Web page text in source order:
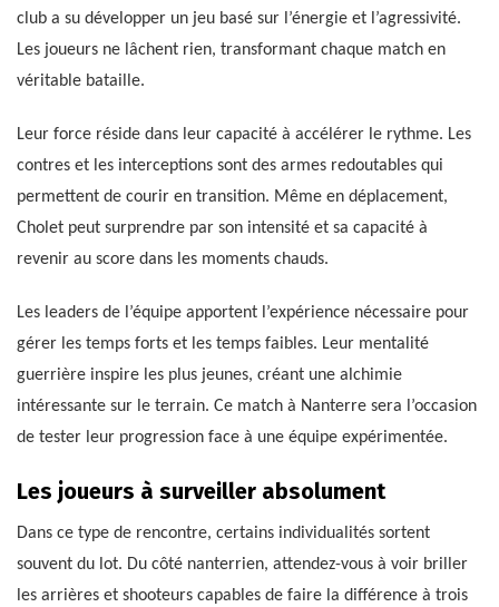
club a su développer un jeu basé sur l’énergie et l’agressivité.
Les joueurs ne lâchent rien, transformant chaque match en
véritable bataille.
Leur force réside dans leur capacité à accélérer le rythme. Les
contres et les interceptions sont des armes redoutables qui
permettent de courir en transition. Même en déplacement,
Cholet peut surprendre par son intensité et sa capacité à
revenir au score dans les moments chauds.
Les leaders de l’équipe apportent l’expérience nécessaire pour
gérer les temps forts et les temps faibles. Leur mentalité
guerrière inspire les plus jeunes, créant une alchimie
intéressante sur le terrain. Ce match à Nanterre sera l’occasion
de tester leur progression face à une équipe expérimentée.
Les joueurs à surveiller absolument
Dans ce type de rencontre, certains individualités sortent
souvent du lot. Du côté nanterrien, attendez-vous à voir briller
les arrières et shooteurs capables de faire la différence à trois